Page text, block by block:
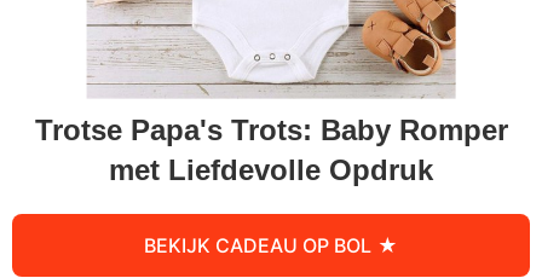
Trotse Papa's Trots: Baby Romper
met Liefdevolle Opdruk
BEKIJK CADEAU OP BOL